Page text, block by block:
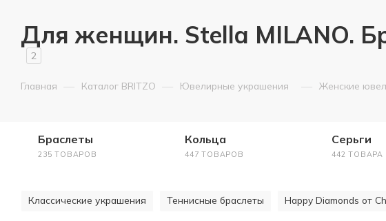
Для женщин. Stella MILANO.
2
Главная — Каталог BRITZO — Ювелирные украшения — Женские
Браслеты
235 ТОВАРОВ
Кольца
447 ТОВАРОВ
Серьги
442 ТОВАРА
Классические украшения Теннисные браслеты Happy Diamonds от